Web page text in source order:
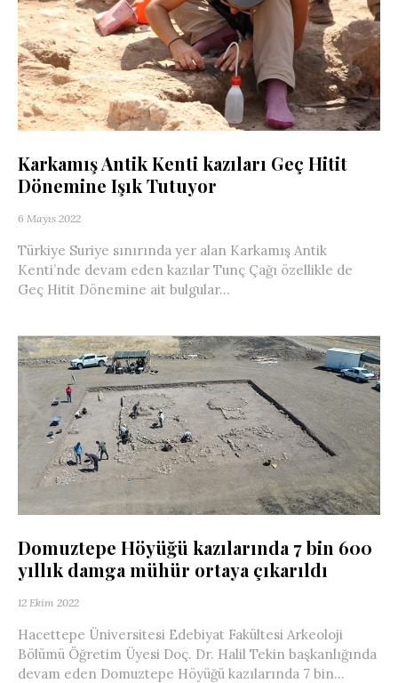
Karkamış Antik Kenti kazıları Geç Hitit
Dönemine Işık Tutuyor
6 Mayıs 2022
Türkiye Suriye sınırında yer alan Karkamış Antik
Kenti’nde devam eden kazılar Tunç Çağı özellikle de
Geç Hitit Dönemine ait bulgular...
Domuztepe Höyüğü kazılarında 7 bin 600
yıllık damga mühür ortaya çıkarıldı
12 Ekim 2022
Hacettepe Üniversitesi Edebiyat Fakültesi Arkeoloji
Bölümü Öğretim Üyesi Doç. Dr. Halil Tekin başkanlığında
devam eden Domuztepe Höyüğü kazılarında 7 bin...